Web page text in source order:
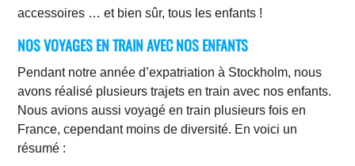
accessoires … et bien sûr, tous les enfants !
NOS VOYAGES EN TRAIN AVEC NOS ENFANTS
Pendant notre année d’expatriation à Stockholm, nous
avons réalisé plusieurs trajets en train avec nos enfants.
Nous avions aussi voyagé en train plusieurs fois en
France, cependant moins de diversité. En voici un
résumé :